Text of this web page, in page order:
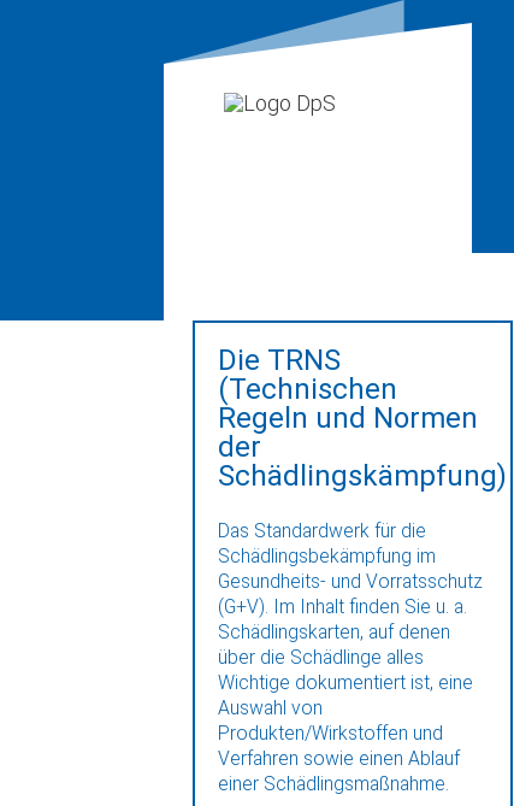
Die TRNS
(Technischen
Regeln und Normen
der
Schädlingskämpfung)
Das Standardwerk für die
Schädlingsbekämpfung im
Gesundheits- und Vorratsschutz
(G+V). Im Inhalt finden Sie u. a.
Schädlingskarten, auf denen
über die Schädlinge alles
Wichtige dokumentiert ist, eine
Auswahl von
Produkten/Wirkstoffen und
Verfahren sowie einen Ablauf
einer Schädlingsmaßnahme.